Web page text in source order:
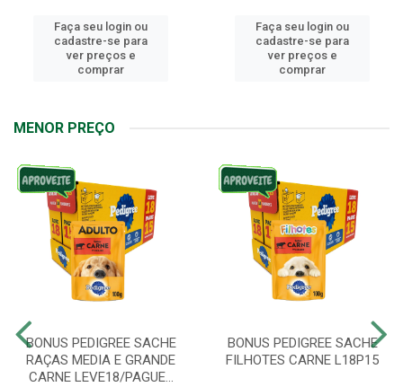
Faça seu login ou
cadastre-se para
ver preços e
comprar
Faça seu login ou
cadastre-se para
ver preços e
comprar
MENOR PREÇO
BONUS PEDIGREE SACHE
RAÇAS MEDIA E GRANDE
CARNE LEVE18/PAGUE...
BONUS PEDIGREE SACHE
FILHOTES CARNE L18P15